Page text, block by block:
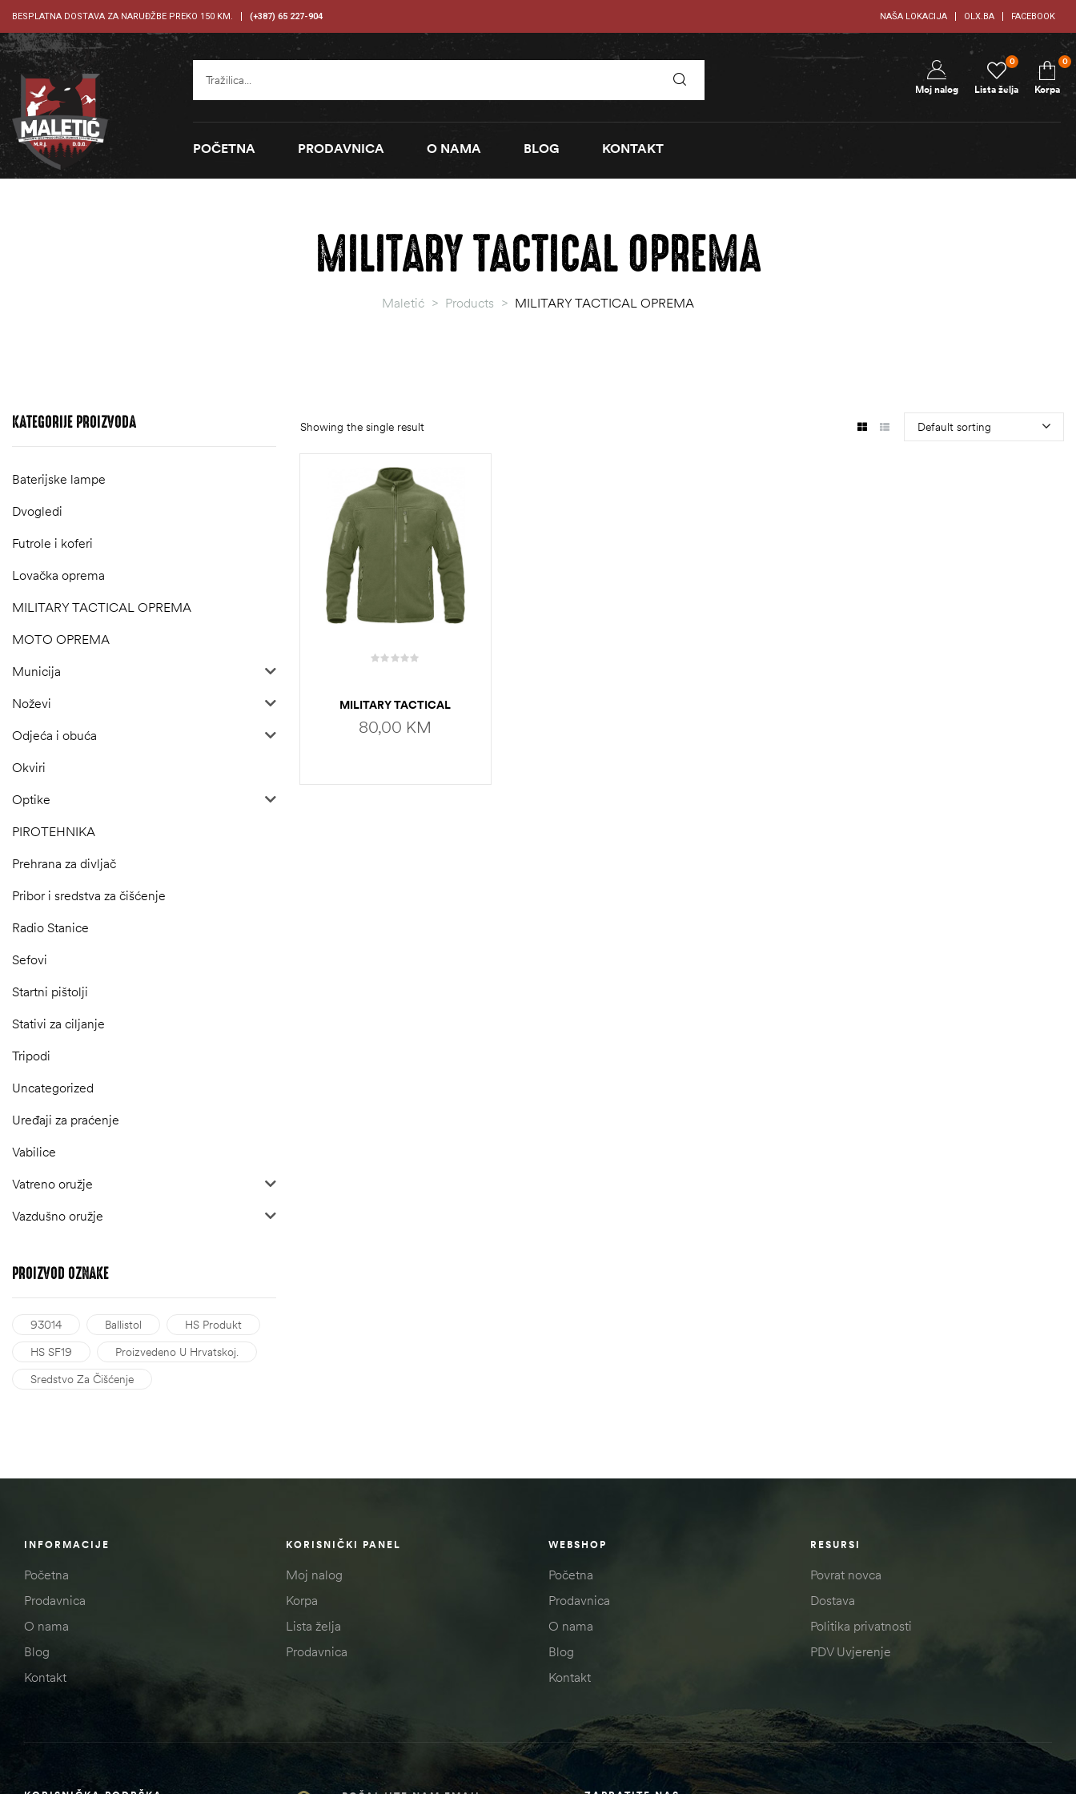
BESPLATNA DOSTAVA ZA NARUĐŽBE PREKO 150 KM. (+387) 65 227-904 NAŠA LOKACIJA OLX.BA FACEBOOK
Lista želja
0
Moj nalog Korpa
0
POČETNA PRODAVNICA O NAMA BLOG KONTAKT
MILITARY TACTICAL OPREMA
Maletić > Products > MILITARY TACTICAL OPREMA
Showing the single result Default sorting
MILITARY TACTICAL
DUKS
80,00 KM
KATEGORIJE PROIZVODA
Baterijske lampe
Dvogledi
Futrole i koferi
Lovačka oprema
MILITARY TACTICAL OPREMA
MOTO OPREMA
Municija
Noževi
Odjeća i obuća
Okviri
Optike
PIROTEHNIKA
Prehrana za divljač
Pribor i sredstva za čišćenje
Radio Stanice
Sefovi
Startni pištolji
Stativi za ciljanje
Tripodi
Uncategorized
Uređaji za praćenje
Vabilice
Vatreno oružje
Vazdušno oružje
PROIZVOD OZNAKE
93014 Ballistol
HS Produkt
HS SF19
Proizvedeno U Hrvatskoj.
Sredstvo Za Čišćenje
INFORMACIJE
Početna
Prodavnica
O nama
Blog
Kontakt
KORISNIČKI PANEL
Moj nalog
Korpa
Lista želja
Prodavnica
WEBSHOP
Početna
Prodavnica
O nama
Blog
Kontakt
RESURSI
Povrat novca
Dostava
Politika privatnosti
PDV Uvjerenje